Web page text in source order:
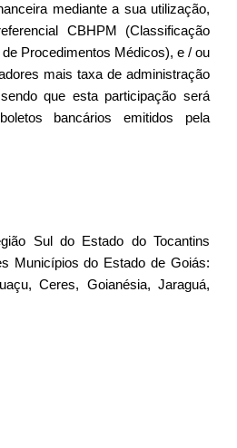
mediante a sua utilização,
CBHPM (Classificação
Procedimentos Médicos), e / ou
mais taxa de administração
que esta participação será
bancários emitidos pela
Sul do Estado do Tocantins
Municípios do Estado de Goiás:
Ceres, Goianésia, Jaraguá,